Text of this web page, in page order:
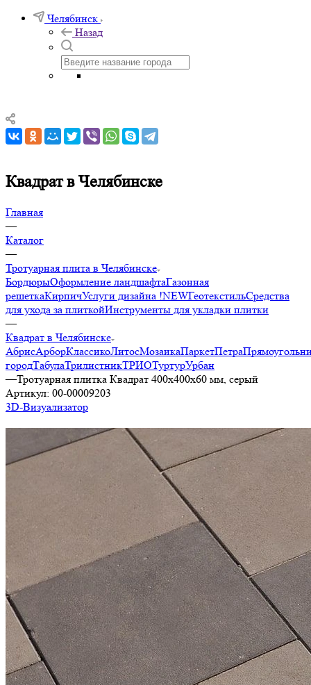
Челябинск
Назад
Квадрат в Челябинске
Главная
—
Каталог
—
Тротуарная плита в Челябинске
БордюрыОформление ландшафтаГазонная
решеткаКирпичУслуги дизайна !NEWГеотекстильСредства
для ухода за плиткойИнструменты для укладки плитки
—
Квадрат в Челябинске
АбрисАрборКлассикоЛитосМозаикаПаркетПетра
городТабулаТрилистникТРИОТуртурУрбан
—Тротуарная плитка Квадрат 400х400х60 мм, серый
Артикул: 00-00009203
3D-Визуализатор